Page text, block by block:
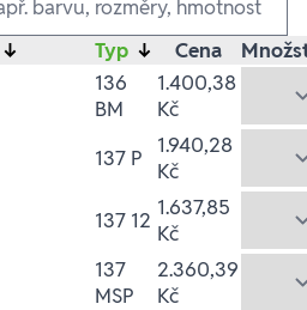
↓ Typ ↓ Cena
136
BM
1.400,38
Kč
137 P
1.940,28
Kč
137 12 1.637,85
Kč
137
MSP
2.360,39
Kč